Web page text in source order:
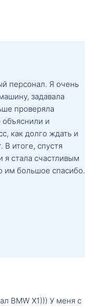
персонал. Я очень
задавала
проверяла
и
как долго ждать и
итоге, спустя
я стала счастливым
им большое спасибо.
BMW X1))) У меня с